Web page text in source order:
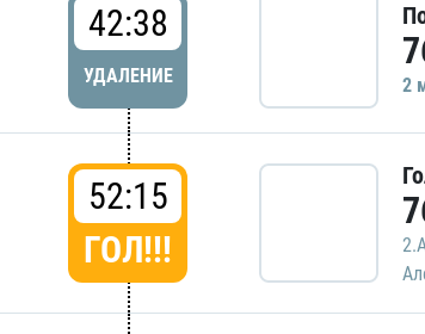
42:38
УДАЛЕНИЕ 2
52:15
ГОЛ!!!